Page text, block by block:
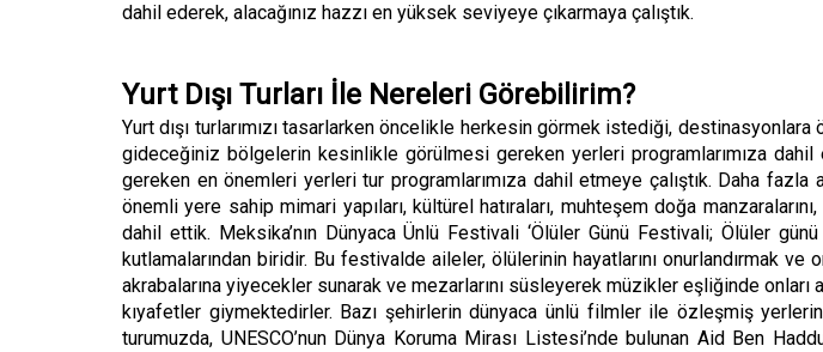
dahil ederek, alacağınız hazzı en yüksek seviyeye çıkarmaya çalıştık.
Yurt Dışı Turları İle Nereleri Görebilirim?
Yurt dışı turlarımızı tasarlarken öncelikle herkesin görmek istediği,
gideceğiniz bölgelerin kesinlikle görülmesi gereken yerleri programlarımıza
gereken en önemleri yerleri tur programlarımıza dahil etmeye çalıştık. Daha
önemli yere sahip mimari yapıları, kültürel hatıraları, muhteşem doğa
dahil ettik. Meksika’nın Dünyaca Ünlü Festivali ‘Ölüler Günü Festivali; Ölüler
kutlamalarından biridir. Bu festivalde aileler, ölülerinin hayatlarını onurlandırmak
akrabalarına yiyecekler sunarak ve mezarlarını süsleyerek müzikler eşliğinde
kıyafetler giymektedirler. Bazı şehirlerin dünyaca ünlü filmler ile özleşmiş
turumuzda, UNESCO’nun Dünya Koruma Mirası Listesi’nde bulunan Aid Ben